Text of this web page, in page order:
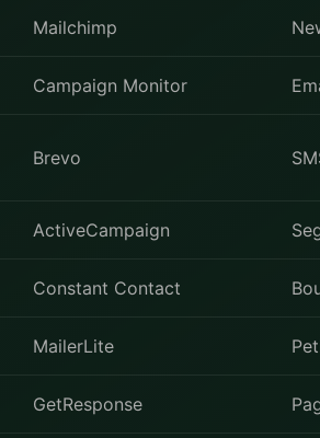
Mailchimp
Campaign Monitor
Brevo
ActiveCampaign
Constant Contact
MailerLite
GetResponse